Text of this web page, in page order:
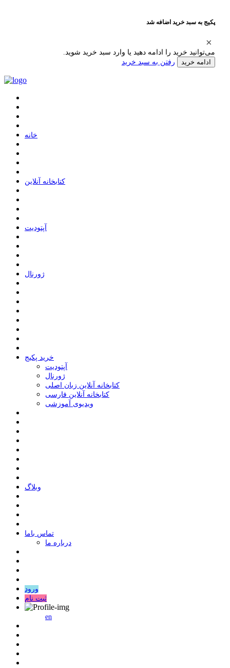
پکیج به سبد خرید اضافه شد
می‌توانید خرید را ادامه دهید یا وارد سبد خرید شوید.
ادامه خرید رفتن به سبد خرید
ﺧﺎﻧﻪ
ﮐﺘﺎﺑﺨﺎﻧﻪ ﺁﻧﻼﯾﻦ
ﺁﭘﺘﻮﺩﯾﺖ
ﮊﻭﺭﻧﺎﻝ
خرید پکیج
ﺁﭘﺘﻮﺩﯾﺖ
ﮊﻭﺭﻧﺎﻝ
کتابخانه آنلاین زبان اصلی
کتابخانه آنلاین فارسی
ویدیوی آموزشی
وبلاگ
ﺗﻤﺎﺱ ﺑﺎﻣﺎ
درباره ما
ورود
ثبت نام
en